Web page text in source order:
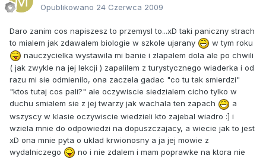
Opublikowano 24 Czerwca 2009
Daro zanim cos napiszesz to przemysl to...xD taki paniczny strach
to mialem jak zdawalem biologie w szkole ujarany
w tym roku
nauczycielka wystawila mi banie i zlapalem dola ale po chwili
( jak zwykle na jej lekcji ) zapalilem z turystycznego wiaderka i od
razu mi sie odmienilo, ona zaczela gadac "co tu tak smierdzi"
"ktos tutaj cos pali?" ale oczywiscie siedzialem cicho tylko w
duchu smialem sie z jej twarzy jak wachala ten zapach
a
wszyscy w klasie oczywiscie wiedzieli kto zajebal wiadro :] i
wziela mnie do odpowiedzi na dopuszczajacy, a wiecie jak to jest
xD ona mnie pyta o uklad krwionosny a ja jej mowie z
wydalniczego
no i nie zdalem i mam poprawke na ktora nie